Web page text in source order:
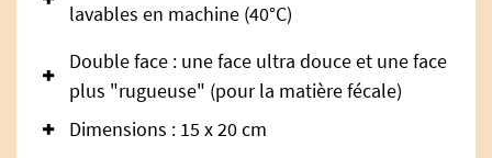
lavables en machine (40°C)
Double face : une face ultra douce et une face
plus "rugueuse" (pour la matière fécale)
Dimensions : 15 x 20 cm